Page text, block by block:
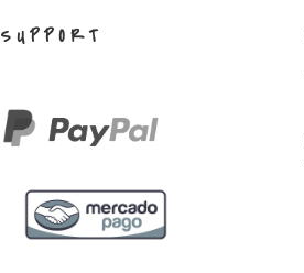
SUPPORT